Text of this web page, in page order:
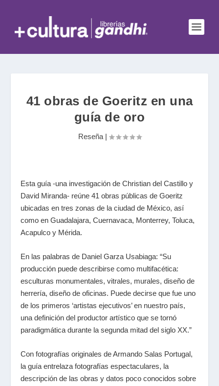
41 obras de Goeritz en una
guía de oro
Reseña|
Esta guía -una investigación de Christian del Castillo y
David Miranda- reúne 41 obras públicas de Goeritz
ubicadas en tres zonas de la ciudad de México, así
como en Guadalajara, Cuernavaca, Monterrey, Toluca,
Acapulco y Mérida.
En las palabras de Daniel Garza Usabiaga: “Su
producción puede describirse como multifacética:
esculturas monumentales, vitrales, murales, diseño de
herrería, diseño de oficinas. Puede decirse que fue uno
de los primeros ‘artistas ejecutivos’ en nuestro país,
una definición del productor artístico que se tornó
paradigmática durante la segunda mitad del siglo XX.”
Con fotografías originales de Armando Salas Portugal,
la guía entrelaza fotografías espectaculares, la
descripción de las obras y datos poco conocidos sobre